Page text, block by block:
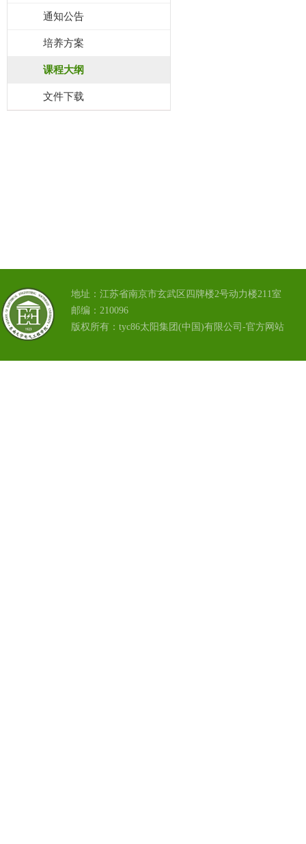
通知公告
培养方案
课程大纲
文件下载
地址：江苏省南京市玄武区四牌楼2号动力楼211室
邮编：210096
版权所有：tyc86太阳集团(中国)有限公司-官方网站